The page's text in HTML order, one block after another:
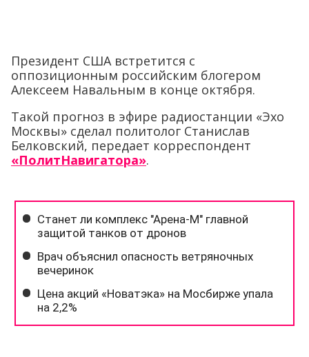
Президент США встретится с
оппозиционным российским блогером
Алексеем Навальным в конце октября.
Такой прогноз в эфире радиостанции «Эхо
Москвы» сделал политолог Станислав
Белковский, передает корреспондент
«ПолитНавигатора».